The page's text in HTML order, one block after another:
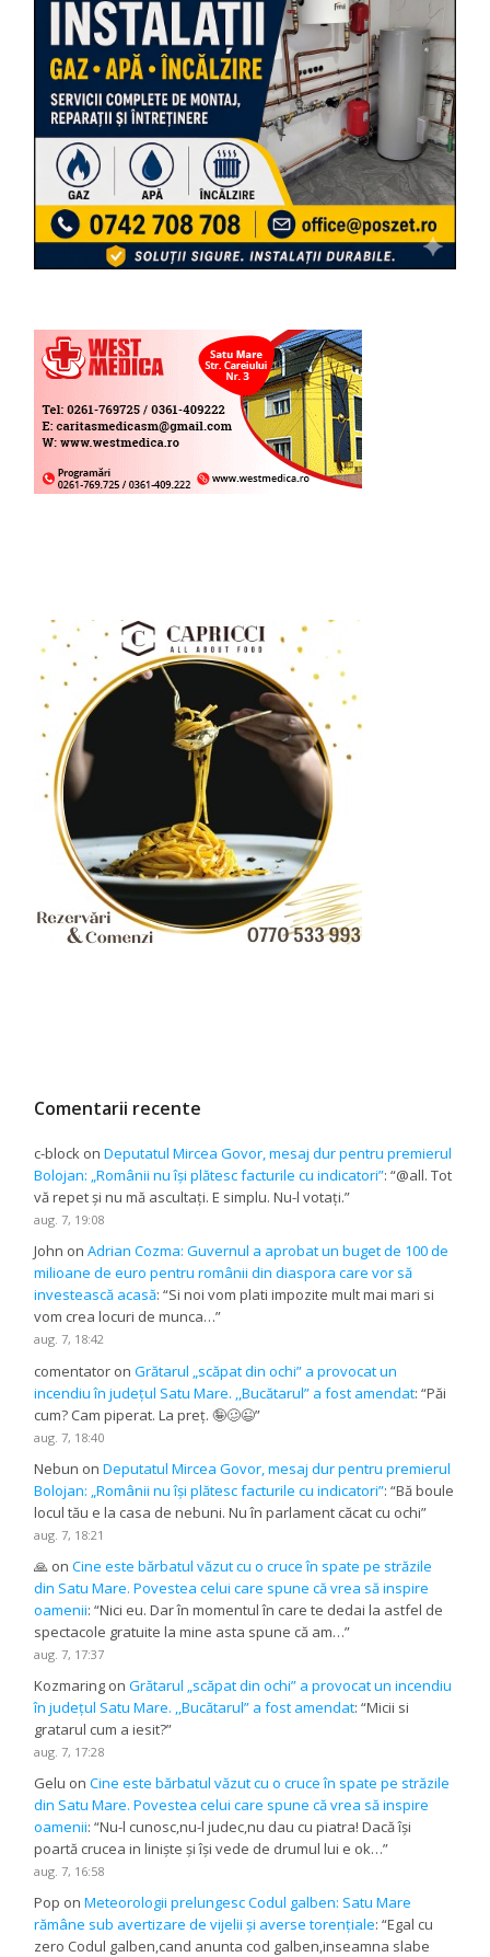
Comentarii recente
c-block onDeputatul Mircea Govor, mesaj dur pentru premierul
Bolojan: „Românii nu își plătesc facturile cu indicatori”: “@all. Tot
vă repet și nu mă ascultați. E simplu. Nu-l votați.”
aug. 7, 19:08
John onAdrian Cozma: Guvernul a aprobat un buget de 100 de
milioane de euro pentru românii din diaspora care vor să
investească acasă: “Si noi vom plati impozite mult mai mari si
vom crea locuri de munca…”
aug. 7, 18:42
comentator onGrătarul „scăpat din ochi” a provocat un
incendiu în județul Satu Mare. ,,Bucătarul” a fost amendat: “Păi
cum? Cam piperat. La preț. 🤪🥴😉”
aug. 7, 18:40
Nebun onDeputatul Mircea Govor, mesaj dur pentru premierul
Bolojan: „Românii nu își plătesc facturile cu indicatori”: “Bă boule
locul tău e la casa de nebuni. Nu în parlament căcat cu ochi”
aug. 7, 18:21
🙏 onCine este bărbatul văzut cu o cruce în spate pe străzile
din Satu Mare. Povestea celui care spune că vrea să inspire
oamenii: “Nici eu. Dar în momentul în care te dedai la astfel de
spectacole gratuite la mine asta spune că am…”
aug. 7, 17:37
Kozmaring onGrătarul „scăpat din ochi” a provocat un incendiu
în județul Satu Mare. ,,Bucătarul” a fost amendat: “Micii si
gratarul cum a iesit?”
aug. 7, 17:28
Gelu onCine este bărbatul văzut cu o cruce în spate pe străzile
din Satu Mare. Povestea celui care spune că vrea să inspire
oamenii: “Nu-l cunosc,nu-l judec,nu dau cu piatra! Dacă își
poartă crucea in liniște și își vede de drumul lui e ok…”
aug. 7, 16:58
Pop onMeteorologii prelungesc Codul galben: Satu Mare
rămâne sub avertizare de vijelii și averse torențiale: “Egal cu
zero Codul galben,cand anunta cod galben,inseamna slabe